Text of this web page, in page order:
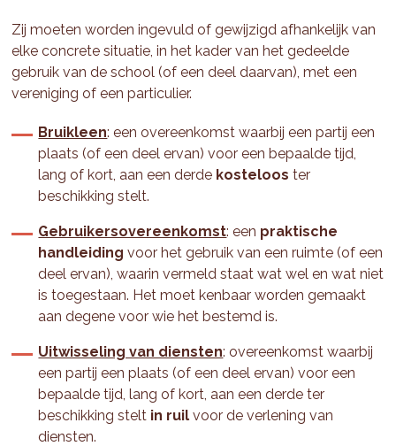
Zij moeten worden ingevuld of gewijzigd afhankelijk van
elke concrete situatie, in het kader van het gedeelde
gebruik van de school (of een deel daarvan), met een
vereniging of een particulier.
Bruikleen: een overeenkomst waarbij een partij een
plaats (of een deel ervan) voor een bepaalde tijd,
lang of kort, aan een derde kostelooster
beschikking stelt.
Gebruikersovereenkomst: een praktische
handleiding voor het gebruik van een ruimte (of een
deel ervan), waarin vermeld staat wat wel en wat niet
is toegestaan. Het moet kenbaar worden gemaakt
aan degene voor wie het bestemd is.
Uitwisseling van diensten: overeenkomst waarbij
een partij een plaats (of een deel ervan) voor een
bepaalde tijd, lang of kort, aan een derde ter
beschikking stelt in ruilvoor de verlening van
diensten.